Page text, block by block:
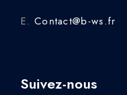
E. Contact@b-ws.fr
Suivez-nous